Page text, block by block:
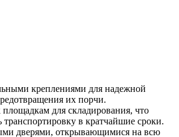
креплениями для надежной
их порчи.
площадкам для складирования, что
транспортировку в кратчайшие сроки.
дверями, открывающимися на всю